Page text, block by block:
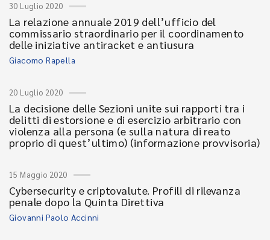
30 Luglio 2020
La relazione annuale 2019 dell’ufficio del
commissario straordinario per il coordinamento
delle iniziative antiracket e antiusura
Giacomo Rapella
20 Luglio 2020
La decisione delle Sezioni unite sui rapporti tra i
delitti di estorsione e di esercizio arbitrario con
violenza alla persona (e sulla natura di reato
proprio di quest’ultimo) (informazione provvisoria)
15 Maggio 2020
Cybersecurity e criptovalute. Profili di rilevanza
penale dopo la Quinta Direttiva
Giovanni Paolo Accinni